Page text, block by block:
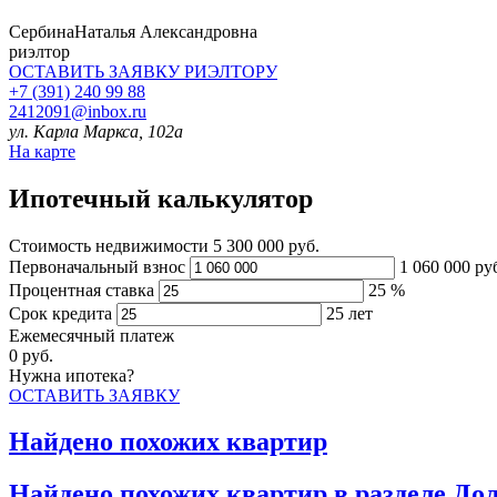
СербинаНаталья Александровна
риэлтор
ОСТАВИТЬ ЗАЯВКУРИЭЛТОРУ
+7 (391) 240 99 88
2412091@inbox.ru
ул. Карла Маркса, 102а
На карте
Ипотечный калькулятор
Стоимость недвижимости 5 300 000 руб.
Первоначальный взнос
1 060 000
Процентная ставка
25 %
Срок кредита
25 лет
Ежемесячный платеж
0 руб.
Нужна ипотека?
ОСТАВИТЬ ЗАЯВКУ
Найдено похожих квартир